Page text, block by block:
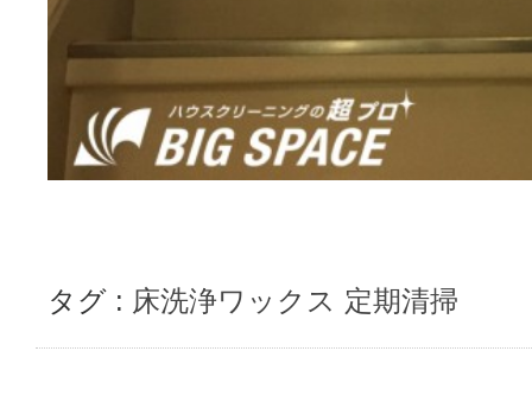
タグ : 床洗浄ワックス 定期清掃